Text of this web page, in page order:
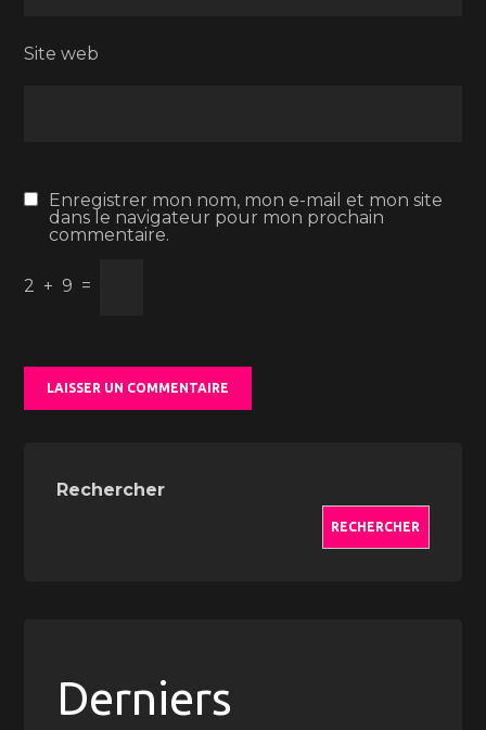
Site web
Enregistrer mon nom, mon e-mail et mon site
dans le navigateur pour mon prochain
commentaire.
2 + 9 =
Rechercher
RECHERCHER
Derniers